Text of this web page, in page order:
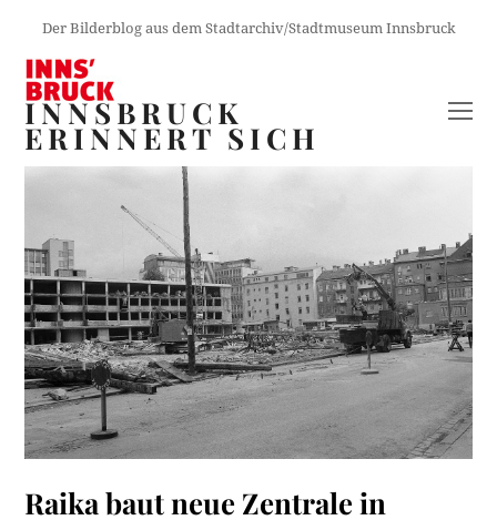
Der Bilderblog aus dem Stadtarchiv/Stadtmuseum Innsbruck
INNSBRUCK
ERINNERT SICH
Raika baut neue Zentrale in